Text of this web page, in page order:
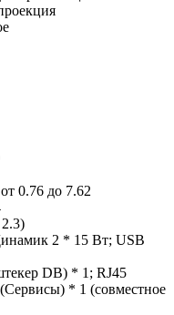
0.76 до 7.62
)
2 * 15 Вт; USB
DB) * 1; RJ45
* 1 (совместное